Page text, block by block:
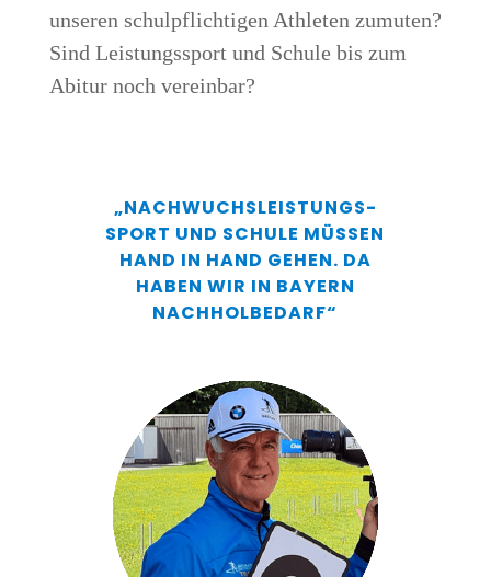
unse­ren schul­pflich­ti­gen Ath­le­ten zumu­ten?
Sind Leis­tungs­sport und Schu­le bis zum
Abitur noch vereinbar?
„NACH­WUCHS­LEIS­TUNGS­
SPORT UND SCHU­LE MÜS­SEN
HAND IN HAND GEHEN. DA
HABEN WIR IN BAY­ERN
NACHHOLBEDARF“